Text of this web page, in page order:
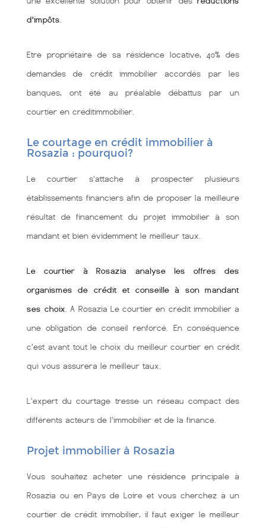
d'impôts
Etre propriétaire de sa résidence locative, 40% des
demandes de crédit immobilier accordés par les
banques, ont été au préalable débattus par un
courtier en créditimmobilier.
Le courtage en crédit immobilier à
Rosazia : pourquoi?
Le courtier s'attache à prospecter plusieurs
établissements financiers afin de proposer la meilleure
résultat de financement du projet immobilier à son
mandant et bien évidemment le meilleur taux.
Le courtier à Rosazia analyse les offres des
organismes de crédit et conseille à son mandant
ses choix . A Rosazia Le courtier en crédit immobilier a
une obligation de conseil renforcé. En conséquence
c'est avant tout le choix du meilleur courtier en crédit
qui vous assurera le meilleur taux.
L'expert du courtage tresse un réseau compact des
différents acteurs de l'immobilier et de la finance.
Projet immobilier à Rosazia
Vous souhaitez acheter une résidence principale à
Rosazia ou en Pays de Loire et vous cherchez à un
courtier de crédit immobilier, il faut exiger le meilleur